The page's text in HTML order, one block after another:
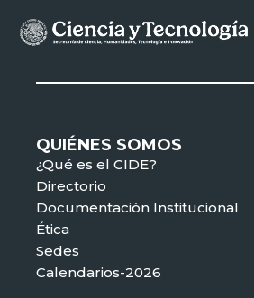
QUIÉNES SOMOS
¿Qué es el CIDE?
Directorio
Documentación Institucional
Ética
Sedes
Calendarios-2026